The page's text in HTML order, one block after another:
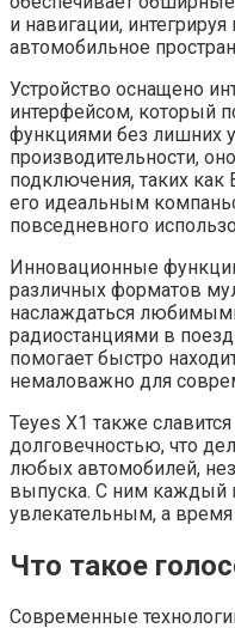
и навигации,
автомобильное
Устройство оснащено
интерфейсом, который
функциями без лишних
производительности,
подключения, таких как
его идеальным
повседневного
Инновационные
различных форматов
наслаждаться
радиостанциями в
помогает быстро
немаловажно для
Teyes X1 также
долговечностью, что
любых автомобилей,
выпуска. С ним каждый
увлекательным, а время
Что такое
Современные